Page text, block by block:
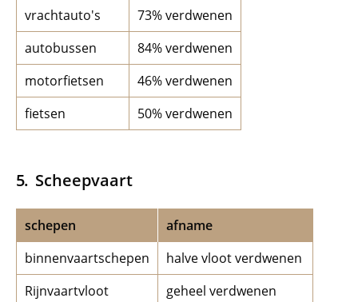
vrachtauto's
73% verdwenen
autobussen
84% verdwenen
motorfietsen
46% verdwenen
fietsen
50% verdwenen
Scheepvaart
schepen
afname
binnenvaartschepen
halve vloot verdwenen
Rijnvaartvloot
geheel verdwenen